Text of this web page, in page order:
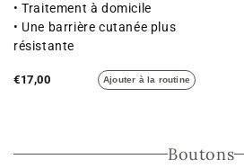
• Traitement à domicile
• Une barrière cutanée plus
résistante
€17,00 Ajouter à la routine
Boutons